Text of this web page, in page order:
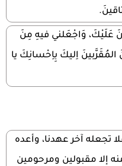
عَلَيْكَ، وَاجْعَلني فيهِ مِنَ
المُقَرَّبينَ اِليكَ بِاِحْسانِكَ يا
تجعله آخر عهدنا، وأعده
إلا مقبولين ومرحومين